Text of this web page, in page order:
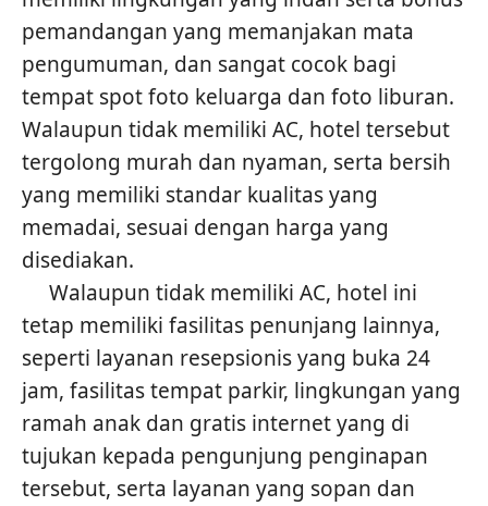
pemandangan yang memanjakan mata
pengumuman, dan sangat cocok bagi
tempat spot foto keluarga dan foto liburan.
Walaupun tidak memiliki AC, hotel tersebut
tergolong murah dan nyaman, serta bersih
yang memiliki standar kualitas yang
memadai, sesuai dengan harga yang
disediakan.
Walaupun tidak memiliki AC, hotel ini
tetap memiliki fasilitas penunjang lainnya,
seperti layanan resepsionis yang buka 24
jam, fasilitas tempat parkir, lingkungan yang
ramah anak dan gratis internet yang di
tujukan kepada pengunjung penginapan
tersebut, serta layanan yang sopan dan